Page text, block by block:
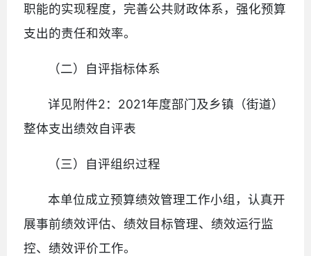
职能的实现程度，完善公共财政体系，强化预算
支出的责任和效率。
（二）自评指标体系
详见附件2：2021年度部门及乡镇（街道）
整体支出绩效自评表
（三）自评组织过程
本单位成立预算绩效管理工作小组，认真开
展事前绩效评估、绩效目标管理、绩效运行监
控、绩效评价工作。